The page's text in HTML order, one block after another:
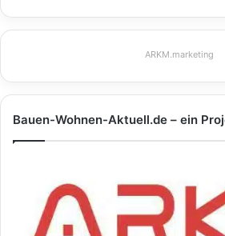
ARKM.marketing
Bauen-Wohnen-Aktuell.de – ein